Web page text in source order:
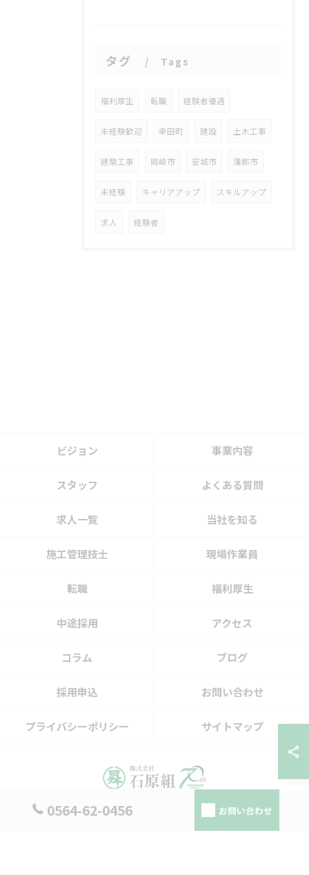
タグ Tags
福利厚生 転職 経験者優遇
未経験歓迎 幸田町 建設 土木工事
建築工事 岡崎市 安城市 蒲郡市
未経験 キャリアアップ スキルアップ
求人 経験者
0564-62-0456 お問い合わせ
ビジョン 事業内容
スタッフ よくある質問
求人一覧 当社を知る
施工管理技士 現場作業員
転職 福利厚生
中途採用 アクセス
コラム ブログ
採用申込 お問い合わせ
プライバシーポリシー サイトマップ
© 2026 愛知県幸田町の建設の求人なら株式会社石原組 ALL RIGHTS RESERVED.